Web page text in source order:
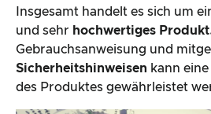
Insgesamt handelt es sich um
und sehr hochwertiges
Gebrauchsanweisung und
Sicherheitshinweisen kann eine
des Produktes gewährleistet